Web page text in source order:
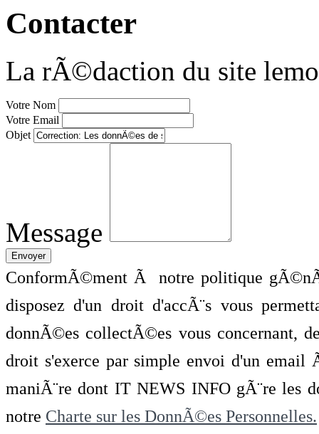
Contacter
La rÃ©daction du site
Votre Nom
Votre Email
Objet
Message
ConformÃ©ment Ã notre politique
disposez d'un droit d'accÃ¨s vous
donnÃ©es collectÃ©es vous concernant,
droit s'exerce par simple envoi d'un
maniÃ¨re dont IT NEWS INFO gÃ¨re les
notre Charte sur les DonnÃ©es Personnelles.